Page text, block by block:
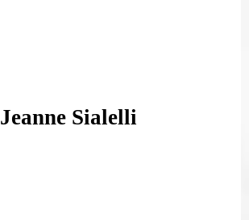
Jeanne Sialelli